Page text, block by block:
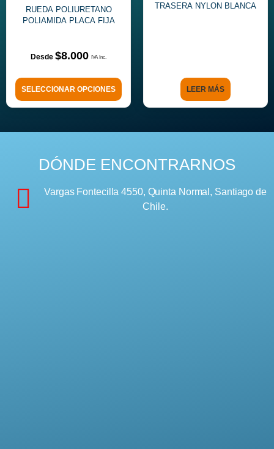
RUEDA POLIURETANO
POLIAMIDA PLACA FIJA
$8.000
SELECCIONAR OPCIONES
TRASERA NYLON BLANCA
LEER MÁS
DÓNDE ENCONTRARNOS
Vargas Fontecilla 4550, Quinta Normal, Santiago de
Chile.